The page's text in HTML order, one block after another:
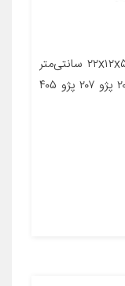
معرفی محصول جزئیات محصول ابعاد ۲۲x۱۲x۵ سانتی‌متر
جنس ویسکوز مناسب برای خودرو پژو ۲۰۶ پژو ۲۰۷ پژو ۴۰۵